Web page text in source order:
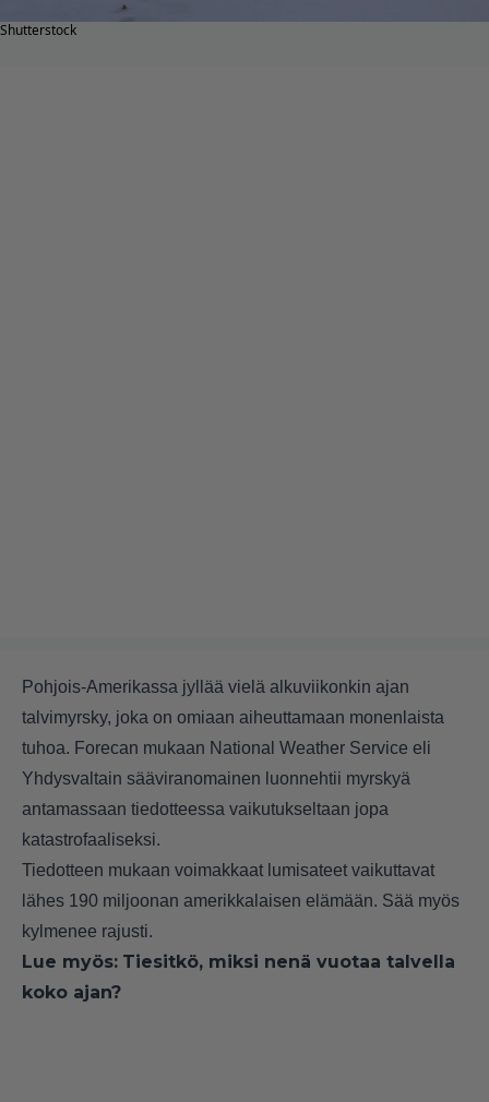
Shutterstock
Pohjois-Amerikassa jyllää vielä alkuviikonkin ajan
talvimyrsky, joka on omiaan aiheuttamaan monenlaista
tuhoa. Forecan mukaan National Weather Service eli
Yhdysvaltain sääviranomainen luonnehtii myrskyä
antamassaan tiedotteessa vaikutukseltaan jopa
katastrofaaliseksi.
Tiedotteen mukaan voimakkaat lumisateet vaikuttavat
lähes 190 miljoonan amerikkalaisen elämään. Sää myös
kylmenee rajusti.
Lue myös: Tiesitkö, miksi nenä vuotaa talvella
koko ajan?